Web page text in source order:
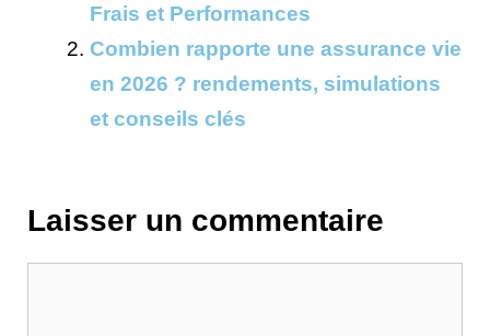
Frais et Performances
Combien rapporte une assurance vie
en 2026 ? rendements, simulations
et conseils clés
Laisser un commentaire